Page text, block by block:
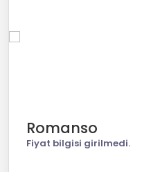
Romanso
Fiyat bilgisi girilmedi.